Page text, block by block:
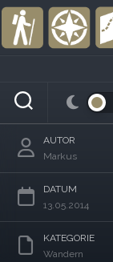
Skip
content
Wandern
Bad Siess
AUTOR
Markus
DATUM
13.05.2014
KATEGORIE
Wandern